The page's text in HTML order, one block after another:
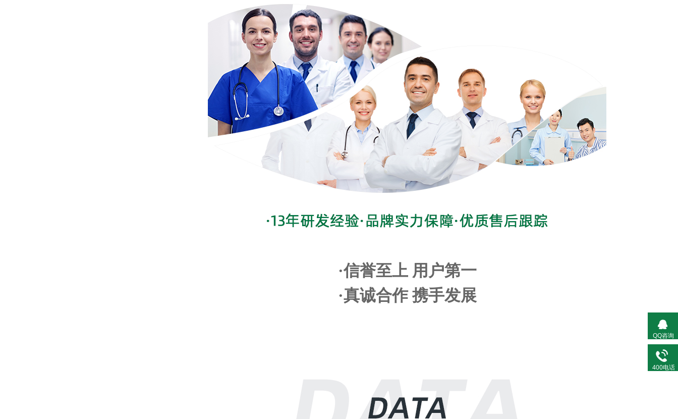
·信誉至上 用户第一
·真诚合作 携手发展
QQ咨询
400电话